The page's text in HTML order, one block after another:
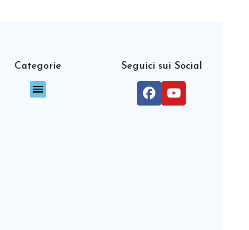
Categorie Seguici sui Social